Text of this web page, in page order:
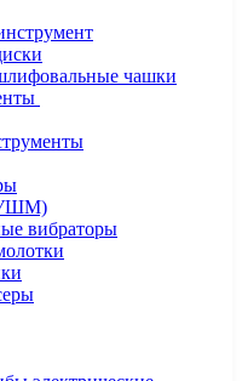
чашки
вибраторы